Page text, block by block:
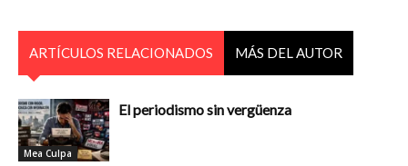
ARTÍCULOS RELACIONADOS MÁS DEL AUTOR
Mea Culpa
El periodismo sin vergüenza